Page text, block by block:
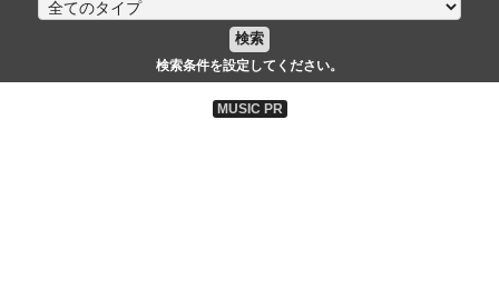
検索
検索条件を設定してください。
MUSIC PR